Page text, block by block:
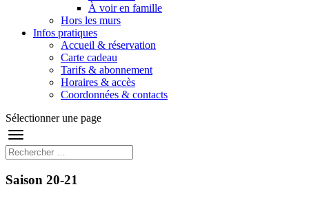
À voir en famille
Hors les murs
Infos pratiques
Accueil & réservation
Carte cadeau
Tarifs & abonnement
Horaires & accès
Coordonnées & contacts
Sélectionner une page
Saison 20-21